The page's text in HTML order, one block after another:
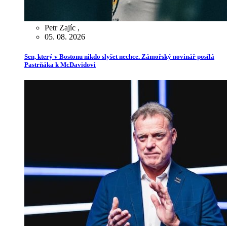
Petr Zajíc ,
05. 08. 2026
Sen, který v Bostonu nikdo slyšet nechce. Zámořský novinář posílá
Pastrňáka k McDavidovi